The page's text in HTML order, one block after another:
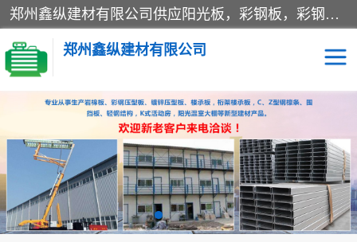
郑州鑫纵建材有限公司供应阳光板，彩钢板，彩钢钢构工程是一家集生产销售租赁安装于一体的企业，主要生产PC采光板，耐力板，仿古琉璃采光板，岩棉板、彩钢压型板、镀锌压型板、桁架楼承板，C、Z型钢檩条、围挡板、轻钢结构，阳光温室大棚等新型建材产品。公司旗下有多台移动式高空压瓦机租赁，承接全国各地业务，专业对外租赁各种型号压瓦机。
郑州鑫纵建材有限公司
高空瓦机租赁 ASA合成树脂仿古瓦
CZ型钢 FRP采光板
PC多层板 PC耐力板